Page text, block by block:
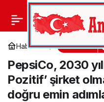
Haberler Ekonomi
PepsiCo, 2030
Pozitif’ şirket
doğru emin
“Dünya’nın Sabancı’sı”
vizyonuna destek veren
Çimsa’dan son 3 yılda
3’üncü küresel hamle